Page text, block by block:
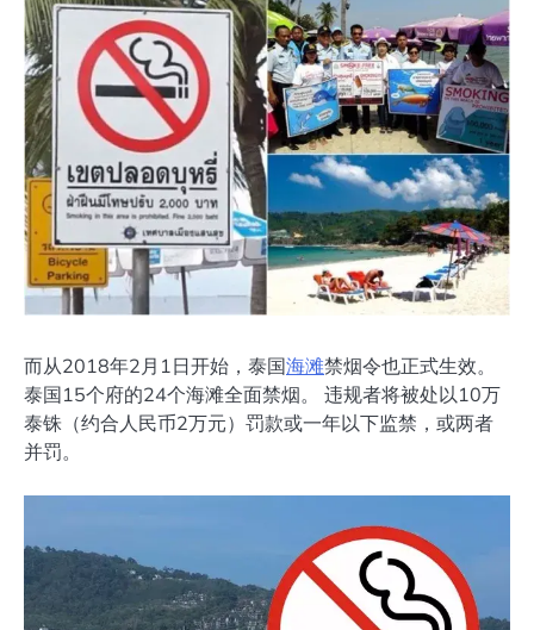
而从2018年2月1日开始，泰国海滩禁烟令也正式生效。
泰国15个府的24个海滩全面禁烟。 违规者将被处以10万
泰铢（约合人民币2万元）罚款或一年以下监禁，或两者
并罚。